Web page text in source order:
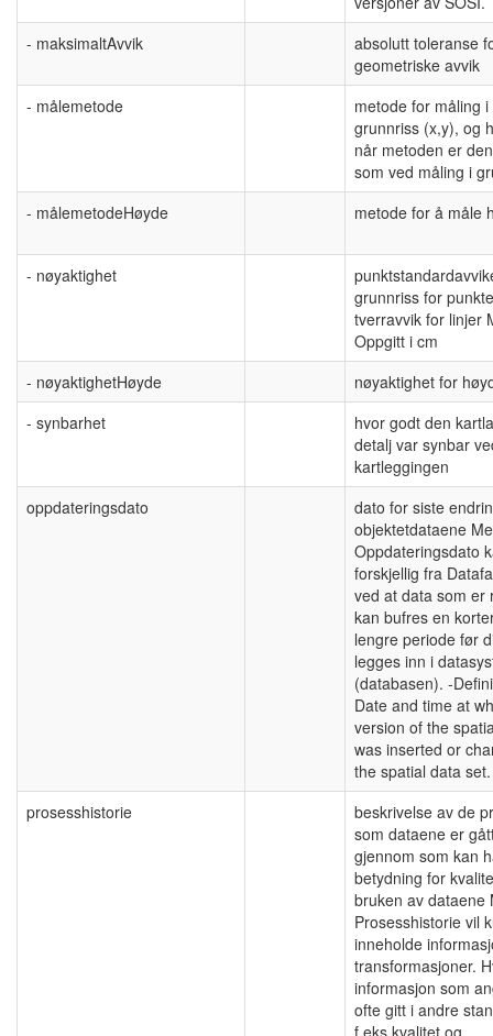
- maksimaltAvvik
absolutt toleranse
geometriske avvik
- målemetode
metode for måling i
grunnriss (x,y), og
når metoden er
som ved måling i
- målemetodeHøyde
metode for å måle
- nøyaktighet
grunnriss for
tverravvik for linjer
Oppgitt i cm
- nøyaktighetHøyde
nøyaktighet for
- synbarhet
hvor godt den
detalj var synbar
kartleggingen
oppdateringsdato
dato for siste
objektetdataene
Oppdateringsdato
forskjellig fra
ved at data som er
kan bufres en
lengre periode før
legges inn i
(databasen). -
Date and time at
version of the
was inserted or
the spatial data set.
prosesshistorie
beskrivelse av de
som dataene er
gjennom som kan
betydning for
bruken av dataene
Prosesshistorie vil
inneholde
transformasjoner.
informasjon som
ofte gitt i andre
f.eks kvalitet og